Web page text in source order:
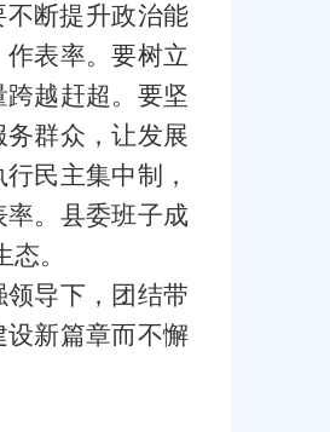
断提升政治能
表率。要树立
越赶超。要坚
群众，让发展
民主集中制，
。县委班子成
。
导下，团结带
新篇章而不懈